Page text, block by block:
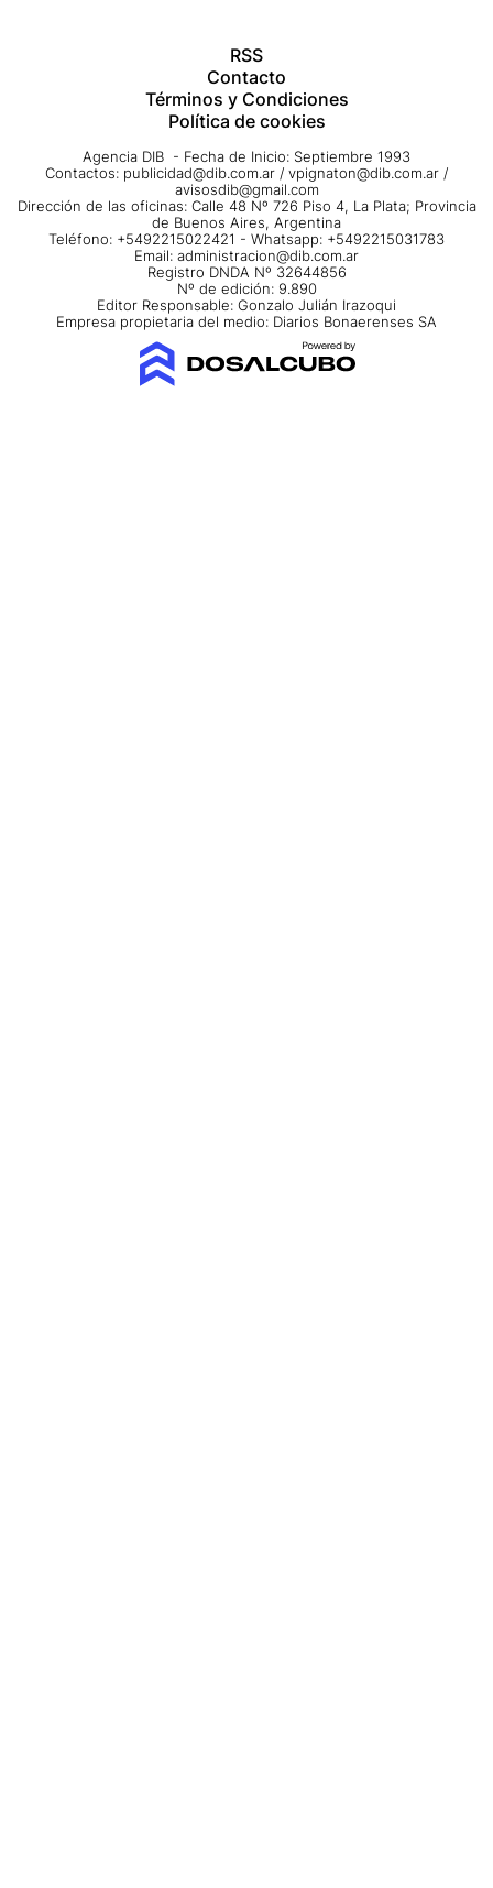
RSS
Contacto
Términos y Condiciones
Política de cookies
Agencia DIB - Fecha de Inicio: Septiembre 1993
Contactos: publicidad@dib.com.ar / vpignaton@dib.com.ar /
avisosdib@gmail.com
Dirección de las oficinas: Calle 48 Nº 726 Piso 4, La Plata; Provincia
de Buenos Aires, Argentina
Teléfono: +5492215022421 - Whatsapp: +5492215031783
Email: administracion@dib.com.ar
Registro DNDA Nº 32644856
Nº de edición: 9.890
Editor Responsable: Gonzalo Julián Irazoqui
Empresa propietaria del medio: Diarios Bonaerenses SA